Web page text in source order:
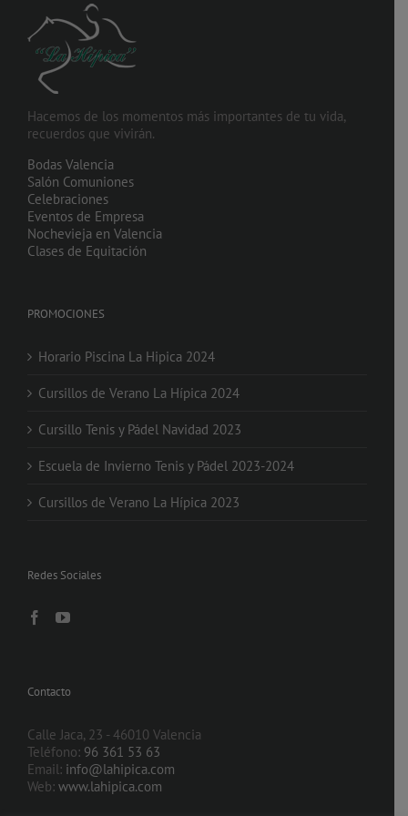
Hacemos de los momentos más importantes de tu vida,
recuerdos que vivirán.
Bodas Valencia
Salón Comuniones
Celebraciones
Eventos de Empresa
Nochevieja en Valencia
Clases de Equitación
PROMOCIONES
Horario Piscina La Hipica 2024
Cursillos de Verano La Hípica 2024
Cursillo Tenis y Pádel Navidad 2023
Escuela de Invierno Tenis y Pádel 2023-2024
Cursillos de Verano La Hípica 2023
Redes Sociales
Contacto
Calle Jaca, 23 - 46010 Valencia
Teléfono: 96 361 53 63
Email: info@lahipica.com
Web: www.lahipica.com